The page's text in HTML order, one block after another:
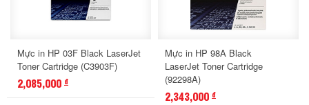
Mực in HP 03F Black LaserJet
Toner Cartridge (C3903F)
2,085,000 đ
Mực in HP 98A Black
LaserJet Toner Cartridge
(92298A)
2,343,000 đ